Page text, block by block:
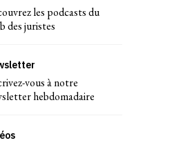
les podcasts du
des juristes
vous à notre
hebdomadaire